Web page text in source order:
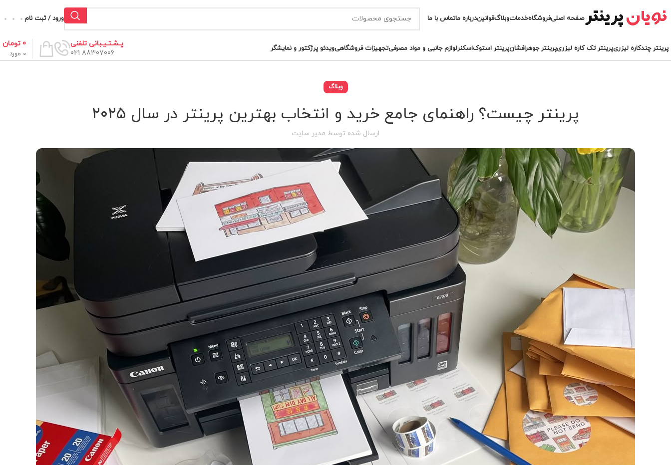
صفحه اصلیفروشگاهخدماتوبلاگقوانیندرباره ماتماس با ما ورود / ثبت نام
پرینتر چندکاره لیزریپرینتر تک کاره لیزریپرینتر جوهرافشانپرینتر استوکاسکنرلوازم جانبی و مواد مصرفیتجهیزات فروشگاهیویدئو پرژکتور و نمایشگر
پـشـتـیـبانی تلفنی
88307006 021
0 مورد
0 تومان
وبلاگ
پرینتر چیست؟ راهنمای جامع خرید و انتخاب بهترین پرینتر در سال ۲۰۲۵
ارسال شده توسط مدیر سایت